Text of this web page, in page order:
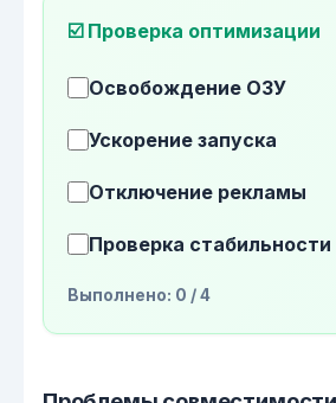
☑️ Проверка оптимизации
Освобождение ОЗУ
Ускорение запуска
Отключение рекламы
Проверка стабильности
Выполнено: 0 / 4